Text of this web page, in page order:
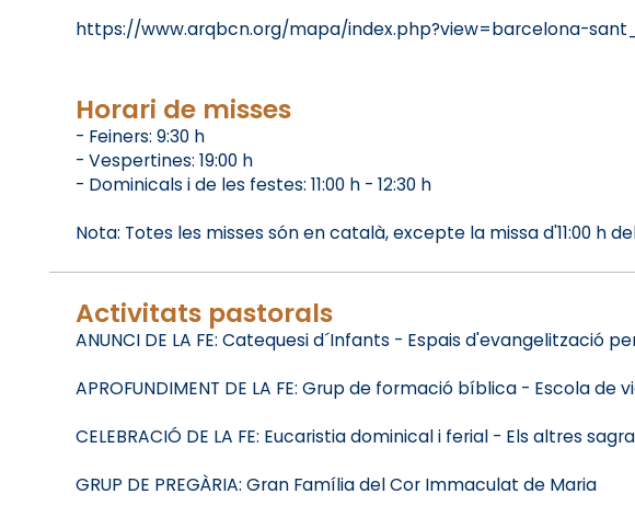
https://www.arqbcn.org/mapa/index.php?view=barcelona-
Horari de misses
- Feiners: 9:30 h
- Vespertines: 19:00 h
- Dominicals i de les festes: 11:00 h - 12:30 h
Nota: Totes les misses són en català, excepte la missa d'11:00 h
Activitats pastorals
ANUNCI DE LA FE: Catequesi d´Infants - Espais d'evangelització
APROFUNDIMENT DE LA FE: Grup de formació bíblica - Escola
CELEBRACIÓ DE LA FE: Eucaristia dominical i ferial - Els altres
GRUP DE PREGÀRIA: Gran Família del Cor Immaculat de Maria